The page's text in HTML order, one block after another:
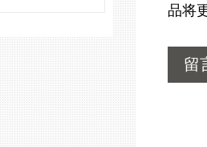
品将
留